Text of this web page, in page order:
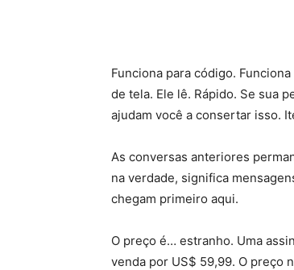
Funciona para código.
de tela. Ele lê. Rápido. Se sua
ajudam você a consertar isso.
As conversas anteriores
na verdade, significa
chegam primeiro aqui.
O preço é… estranho. Uma
venda por US$ 59,99. O preço